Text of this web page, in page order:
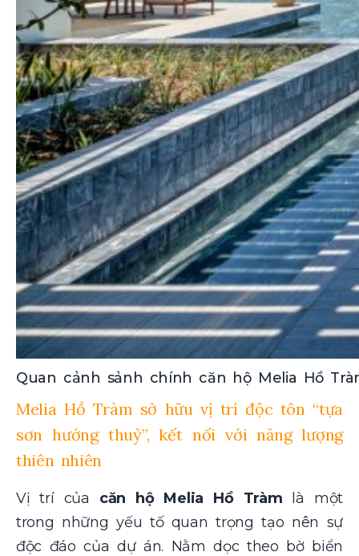
Quan cảnh sảnh chính căn hộ Melia Hồ
Melia Hồ Tràm sở hữu vị trí độc tôn “tựa
sơn hướng thuỷ”, kết nối với năng lượng
thiên nhiên
Vị trí của căn hộ Melia Hồ Tràm là một
trong những yếu tố quan trọng tạo nên sự
độc đáo của dự án. Nằm dọc theo bờ biển